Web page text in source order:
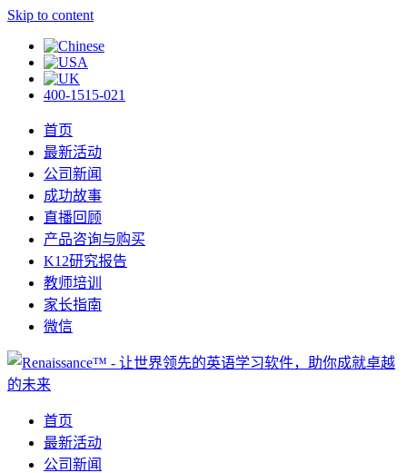
Skip to content
400-1515-021
首页
最新活动
公司新闻
成功故事
直播回顾
产品咨询与购买
K12研究报告
教师培训
家长指南
微信
首页
最新活动
公司新闻